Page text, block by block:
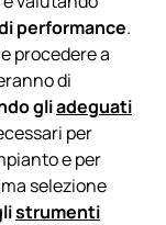
performance.
procedere a
di
gliadeguati
per
e per
selezione
strumenti